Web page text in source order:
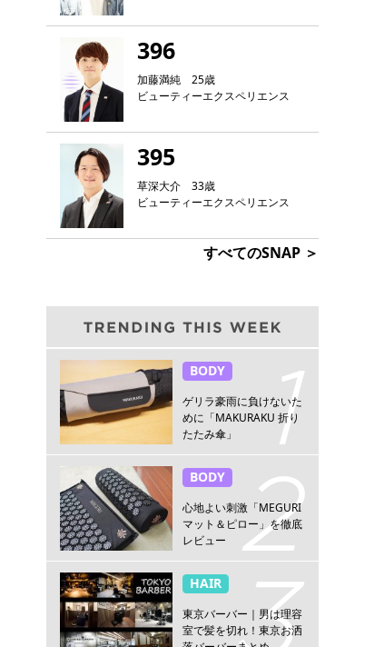
396
加藤満純 25歳
ビューティーエクスペリエンス
395
草深大介 33歳
ビューティーエクスペリエンス
すべてのSNAP ＞
BODY
ゲリラ豪雨に負けないた
めに「MAKURAKU 折り
たたみ傘」
BODY
心地よい刺激「MEGURI
マット＆ピロー」を徹底
レビュー
HAIR
東京バーバー｜男は理容
室で髪を切れ！東京お洒